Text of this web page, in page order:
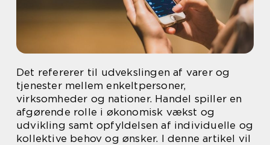
Det refererer til udvekslingen af varer og
tjenester mellem enkeltpersoner,
virksomheder og nationer. Handel spiller en
afgørende rolle i økonomisk vækst og
udvikling samt opfyldelsen af individuelle og
kollektive behov og ønsker. I denne artikel vil